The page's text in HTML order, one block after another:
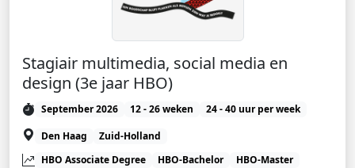
Stagiair multimedia, social media en
design (3e jaar HBO)
September 2026 12 - 26 weken
24 - 40 uur per week
Den Haag
Zuid-Holland
HBO Associate Degree
HBO-Bachelor
HBO-Master